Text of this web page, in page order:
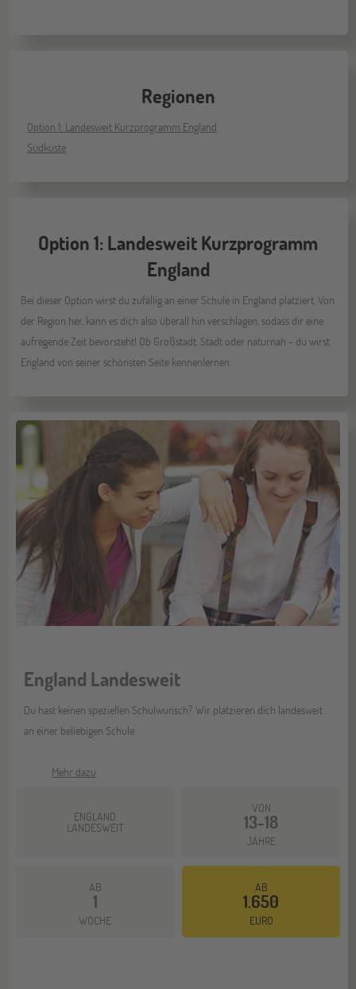
Regionen
Option 1: Landesweit Kurzprogramm England
Südküste
Option 1: Landesweit Kurzprogramm
England
Bei dieser Option wirst du zufällig an einer Schule in England platziert. Von
der Region her, kann es dich also überall hin verschlagen, sodass dir eine
aufregende Zeit bevorsteht! Ob Großstadt, Stadt oder naturnah - du wirst
England von seiner schönsten Seite kennenlernen.
England Landesweit
Du hast keinen speziellen Schulwunsch? Wir platzieren dich landesweit
an einer beliebigen Schule.
Mehr dazu
ENGLAND
LANDESWEIT
VON
13-18
JAHRE
AB
1
WOCHE
AB
1.650
EURO